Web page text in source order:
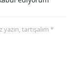
tartışalım *